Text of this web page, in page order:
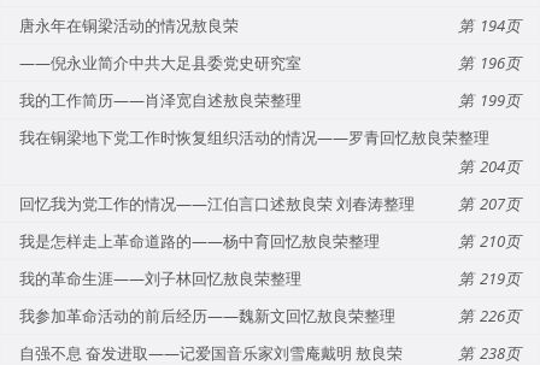
唐永年在铜梁活动的情况敖良荣
194
——倪永业简介中共大足县委党史研究室
196
我的工作简历——肖泽宽自述敖良荣整理
199
我在铜梁地下党工作时恢复组织活动的情况——罗青回忆敖良荣整理
204
回忆我为党工作的情况——江伯言口述敖良荣 刘春涛整理
207
我是怎样走上革命道路的——杨中育回忆敖良荣整理
210
我的革命生涯——刘子林回忆敖良荣整理
219
我参加革命活动的前后经历——魏新文回忆敖良荣整理
226
自强不息 奋发进取——记爱国音乐家刘雪庵戴明 敖良荣
238